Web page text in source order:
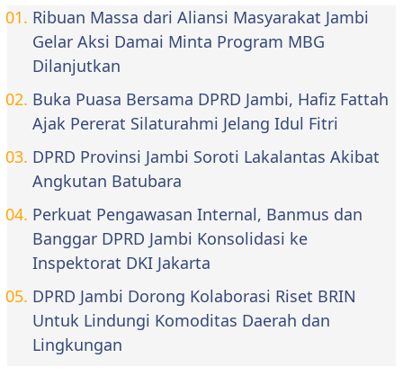
Ribuan Massa dari Aliansi Masyarakat Jambi
Gelar Aksi Damai Minta Program MBG
Dilanjutkan
Buka Puasa Bersama DPRD Jambi, Hafiz Fattah
Ajak Pererat Silaturahmi Jelang Idul Fitri
DPRD Provinsi Jambi Soroti Lakalantas Akibat
Angkutan Batubara
Perkuat Pengawasan Internal, Banmus dan
Banggar DPRD Jambi Konsolidasi ke
Inspektorat DKI Jakarta
DPRD Jambi Dorong Kolaborasi Riset BRIN
Untuk Lindungi Komoditas Daerah dan
Lingkungan